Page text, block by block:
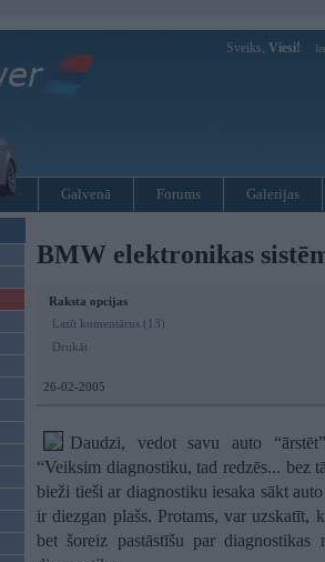
Sveiks, Viesi!
Galvenā Forums Galerijas
BMW elektronikas
Raksta opcijas
Lasīt komentārus (13)
Drukāt
26-02-2005
Daudzi, vedot savu auto
“Veiksim diagnostiku, tad redzēs... bez
bieži tieši ar diagnostiku iesaka sākt
ir diezgan plašs. Protams, var uzskatīt,
bet šoreiz pastāstīšu par diagnostikas